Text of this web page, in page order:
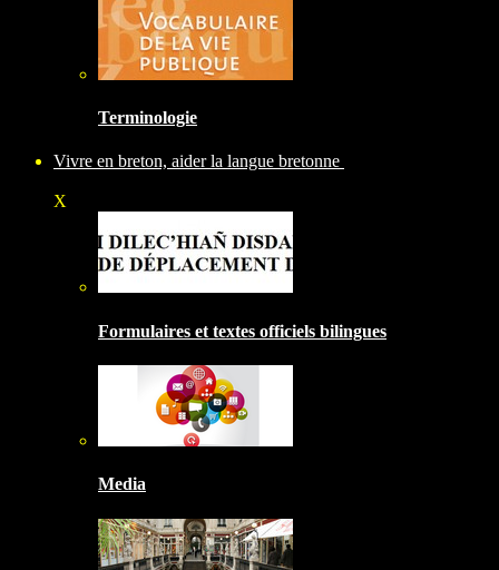
Terminologie
Vivre en breton, aider la langue bretonne
X
Formulaires et textes officiels bilingues
Media